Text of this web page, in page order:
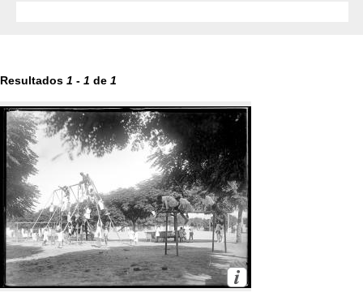
Resultados 1 - 1 de 1